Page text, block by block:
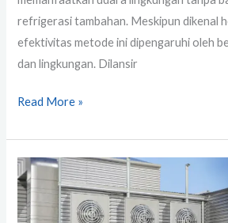
refrigerasi tambahan. Meskipun dikenal
efektivitas metode ini dipengaruhi oleh
dan lingkungan. Dilansir
Read More »
Upgrade
Sistem
AC